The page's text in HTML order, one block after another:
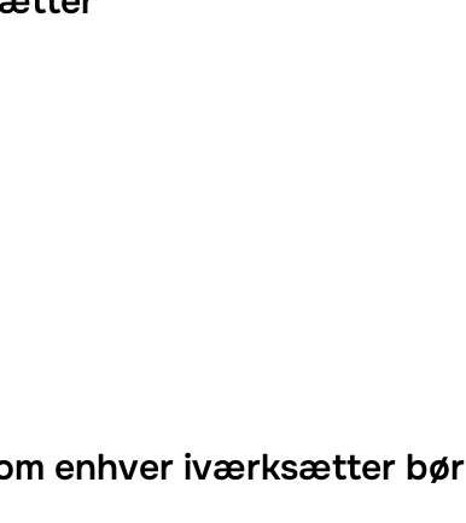
enhver iværksætter bør